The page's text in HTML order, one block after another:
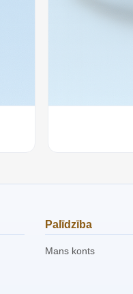
Palīdzība
Mans konts